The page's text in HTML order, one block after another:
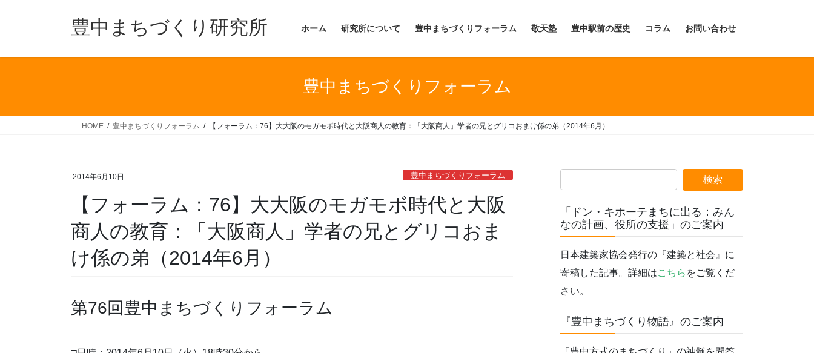
豊中まちづくり研究所 ホーム 研究所について 豊中まちづくりフォーラム 敬天塾 豊中駅前の歴史 コラム お問い合わせ
豊中まちづくりフォーラム
HOME 豊中まちづくりフォーラム 【フォーラム：76】大大阪のモガモボ時代と大阪商人の教育：「大阪商人」学者の兄とグリコおまけ係の弟（2014年6月）
2014年6月10日 豊中まちづくりフォーラム
【フォーラム：76】大大阪のモガモボ時代と大阪
商人の教育：「大阪商人」学者の兄とグリコおま
け係の弟（2014年6月）
第76回豊中まちづくりフォーラム
「ドン・キホーテまちに出る：みん
なの計画、役所の支援」のご案内
日本建築家協会発行の『建築と社会』に
寄稿した記事。詳細はこちら をご覧くだ
さい。
『豊中まちづくり物語』のご案内